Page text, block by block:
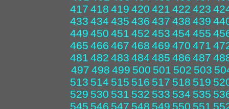
417 418 419 420 421 422 423
433 434 435 436 437 438 439
449 450 451 452 453 454 455
465 466 467 468 469 470 471
481 482 483 484 485 486 487
497 498 499 500 501 502 503
513 514 515 516 517 518 519
529 530 531 532 533 534 535
545 546 547 548 549 550 551